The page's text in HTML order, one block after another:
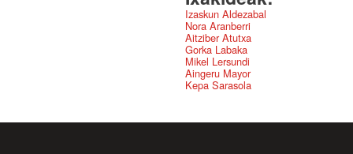
Izaskun Aldezabal
Nora Aranberri
Aitziber Atutxa
Gorka Labaka
Mikel Lersundi
Aingeru Mayor
Kepa Sarasola